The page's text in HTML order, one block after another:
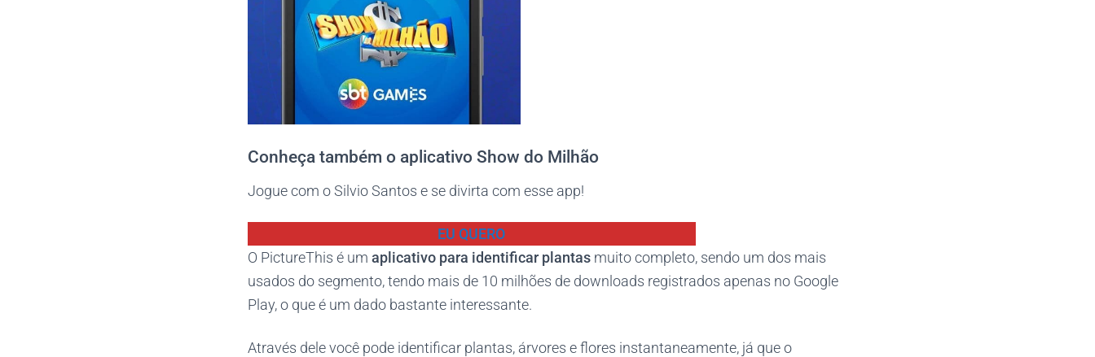
Conheça também o aplicativo Show do Milhão
Jogue com o Silvio Santos e se divirta com esse app!
EU QUERO
O PictureThis é um aplicativo para identificar plantas muito completo, sendo um dos mais
usados do segmento, tendo mais de 10 milhões de downloads registrados apenas no Google
Play, o que é um dado bastante interessante.
Através dele você pode identificar plantas, árvores e flores instantaneamente, já que o